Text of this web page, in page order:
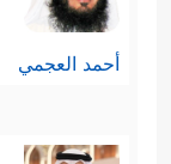
أحمد العجمي